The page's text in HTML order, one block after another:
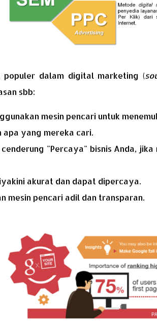
populer dalam digital marketing (
sbb:
mesin pencari untuk
apa yang mereka cari.
cenderung "Percaya" bisnis Anda,
akurat dan dapat dipercaya.
mesin pencari adil dan transparan.